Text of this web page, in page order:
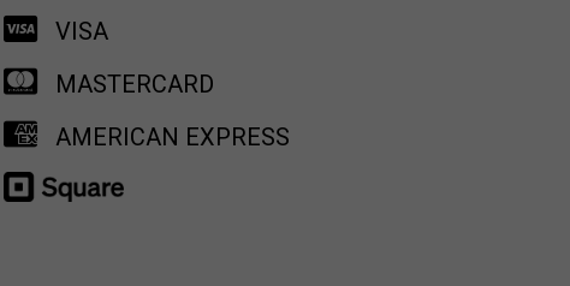
VISA
MASTERCARD
AMERICAN EXPRESS